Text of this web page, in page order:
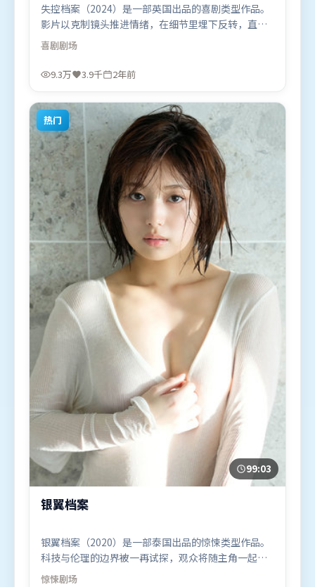
失控档案（2024）是一部英国出品的喜剧类型作品。
影片以克制镜头推进情绪，在细节里埋下反转，直至
最后一刻才揭开谜底。人物关系网复杂却不凌乱，每
场对手戏都推动信息增量。由薛晓路执导，全智贤、
黄渤、白宇，黄政民等联袂出演。影片于2024年2月
材的观众观看。
喜剧剧场
9.3万 3.9千 2年前
热门
99:03
银翼档案
银翼档案（2020）是一部泰国出品的惊悚类型作品。
科技与伦理的边界被一再试探，观众将随主角一起经
历道德震荡。群像刻画各有弧光，配角亦承担叙事推
惊悚剧场